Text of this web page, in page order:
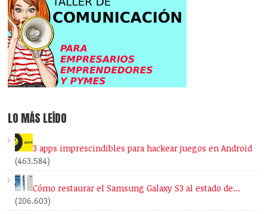
LO MÁS LEÍDO
3 apps imprescindibles para hackear juegos en Android
(463.584)
Cómo restaurar el Samsung Galaxy S3 al estado de…
(206.603)